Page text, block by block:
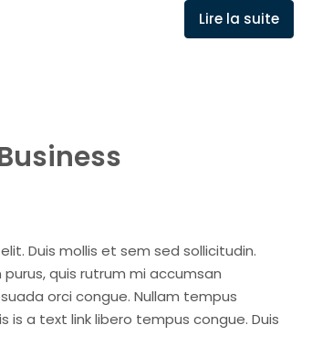
Lire la suite
Duis mollis et sem sed sollicitudin.
quis rutrum mi accumsan
orci congue. Nullam tempus
is a text link libero tempus congue. Duis